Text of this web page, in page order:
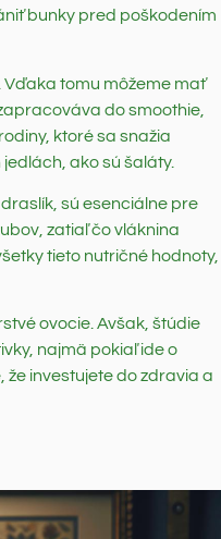
bunky pred poškodením
Vďaka tomu môžeme mať
do smoothie,
ktoré sa snažia
ako sú šaláty.
sú esenciálne pre
zatiaľ čo vláknina
tieto nutričné hodnoty,
ovocie. Avšak, štúdie
najmä pokiaľ ide o
že investujete do zdravia a